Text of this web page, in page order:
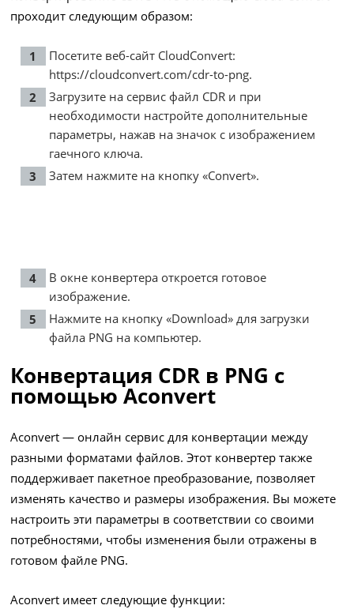
проходит следующим образом:
Посетите веб-сайт CloudConvert:
https://cloudconvert.com/cdr-to-png.
Загрузите на сервис файл CDR и при
необходимости настройте дополнительные
параметры, нажав на значок с изображением
гаечного ключа.
Затем нажмите на кнопку «Convert».
В окне конвертера откроется готовое
изображение.
Нажмите на кнопку «Download» для загрузки
файла PNG на компьютер.
Конвертация CDR в PNG с
помощью Aconvert
Aconvert — онлайн сервис для конвертации между
разными форматами файлов. Этот конвертер также
поддерживает пакетное преобразование, позволяет
изменять качество и размеры изображения. Вы можете
настроить эти параметры в соответствии со своими
потребностями, чтобы изменения были отражены в
готовом файле PNG.
Aconvert имеет следующие функции: